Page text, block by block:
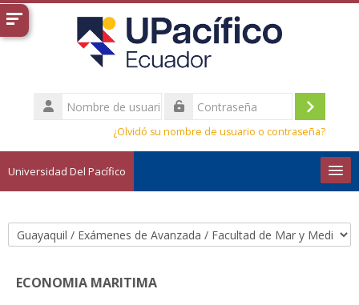
Salta al contenido principal
Nombre
de
Acceder
¿Olvidó su nombre de usuario o contraseña?
Universidad Del Pacífico
Buscar
Categorías
ECONOMIA MARITIMA